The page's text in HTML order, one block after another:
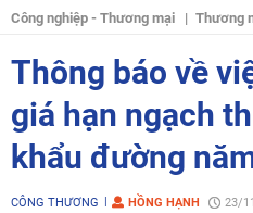
Công nghiệp - Thương mại Thương
Thông báo về
giá hạn ngạch
khẩu đường
CÔNG THƯƠNG HỒNG HẠNH 23/